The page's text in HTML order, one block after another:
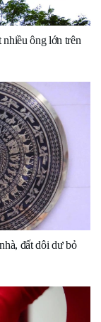
ông lớn trên
đất dôi dư bỏ